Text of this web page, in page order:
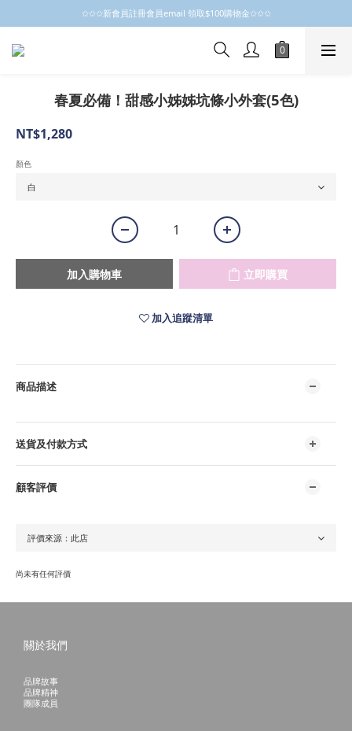
✩✩✩新會員註冊會員email 領取$100購物金✩✩✩
✩✩✩新會員註冊會員email 領取$100購物金✩✩✩
新會員制開跑摟，歡迎大家成為小粒子
春夏必備！甜感小姊姊坑條小外套(5色)
NT$1,280
顏色
加入購物車 立即購買
加入追蹤清單
商品描述
送貨及付款方式
顧客評價
尚未有任何評價
關於我們
品牌故事
品牌精神
團隊成員